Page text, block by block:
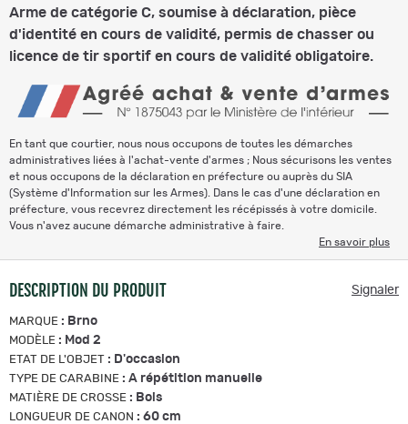
Arme de catégorie C, soumise à déclaration, pièce
d'identité en cours de validité, permis de chasser ou
licence de tir sportif en cours de validité obligatoire.
En tant que courtier, nous nous occupons de toutes les démarches
administratives liées à l'achat-vente d'armes ; Nous sécurisons les ventes
et nous occupons de la déclaration en préfecture ou auprès du SIA
(Système d'Information sur les Armes). Dans le cas d'une déclaration en
préfecture, vous recevrez directement les récépissés à votre domicile.
Vous n'avez aucune démarche administrative à faire.
En savoir plus
DESCRIPTION DU PRODUIT Signaler
MARQUE : Brno
MODÈLE : Mod 2
ETAT DE L'OBJET : D'occasion
TYPE DE CARABINE : A répétition manuelle
MATIÈRE DE CROSSE : Bois
LONGUEUR DE CANON : 60 cm